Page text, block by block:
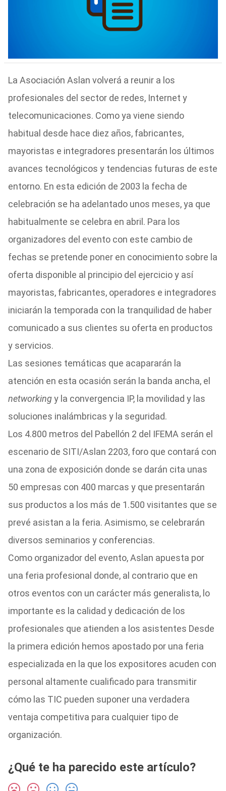
La Asociación Aslan volverá a reunir a los
profesionales del sector de redes, Internet y
telecomunicaciones. Como ya viene siendo
habitual desde hace diez años, fabricantes,
mayoristas e integradores presentarán los últimos
avances tecnológicos y tendencias futuras de este
entorno. En esta edición de 2003 la fecha de
celebración se ha adelantado unos meses, ya que
habitualmente se celebra en abril. Para los
organizadores del evento con este cambio de
fechas se pretende poner en conocimiento sobre la
oferta disponible al principio del ejercicio y así
mayoristas, fabricantes, operadores e integradores
iniciarán la temporada con la tranquilidad de haber
comunicado a sus clientes su oferta en productos
y servicios.
Las sesiones temáticas que acapararán la
atención en esta ocasión serán la banda ancha, el
networkingy la convergencia IP, la movilidad y las
soluciones inalámbricas y la seguridad.
Los 4.800 metros del Pabellón 2 del IFEMA serán el
escenario de SITI/Aslan 2203, foro que contará con
una zona de exposición donde se darán cita unas
50 empresas con 400 marcas y que presentarán
sus productos a los más de 1.500 visitantes que se
prevé asistan a la feria. Asimismo, se celebrarán
diversos seminarios y conferencias.
Como organizador del evento, Aslan apuesta por
una feria profesional donde, al contrario que en
otros eventos con un carácter más generalista, lo
importante es la calidad y dedicación de los
profesionales que atienden a los asistentes Desde
la primera edición hemos apostado por una feria
especializada en la que los expositores acuden con
personal altamente cualificado para transmitir
cómo las TIC pueden suponer una verdadera
ventaja competitiva para cualquier tipo de
organización.
¿Qué te ha parecido este artículo?